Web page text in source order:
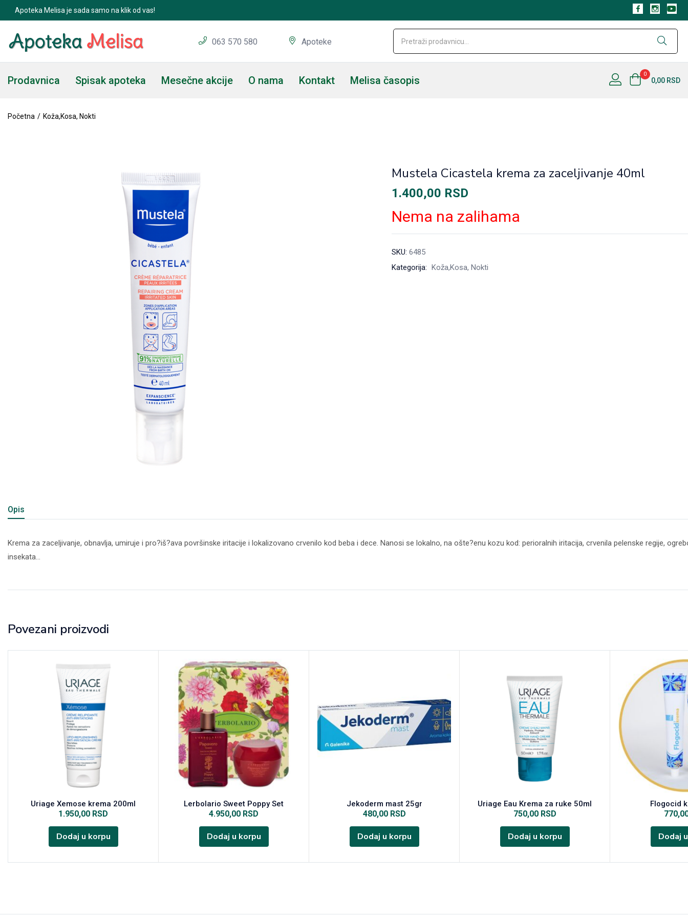
Apoteka Melisa je sada samo na klik od vas!
063 570 580 Apoteke
Prodavnica Spisak apoteka Mesečne akcije O nama Kontakt Melisa časopis
0
0,00 RSD
Početna Koža,Kosa, Nokti
Nema
Mustela Cicastela krema za zaceljivanje 40ml
1.400,00 RSD
Nema na zalihama
SKU: 6485
Kategorija: Koža,Kosa, Nokti
Opis
Krema za zaceljivanje, obnavlja, umiruje i pro?iš?ava površinske iritacije i lokalizovano crvenilo kod beba i dece. Nanosi se lokalno, na ošte?enu kozu kod: perioralnih iritacija, crvenila pelenske regije,
insekata…
Povezani proizvodi
Uriage Xemose krema 200ml
1.950,00 RSD
Dodaj u korpu
Lerbolario Sweet Poppy Set
4.950,00 RSD
Dodaj u korpu
Jekoderm mast 25gr
480,00 RSD
Dodaj u korpu
Uriage Eau Krema za ruke 50ml
750,00 RSD
Dodaj u korpu
Flogocid
Dodaj